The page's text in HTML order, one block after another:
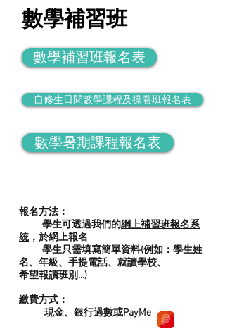
數學補習班
數學補習班報名表
自修生日間數學課程及操卷班報名表
數學暑期課程報名表
報名方法：
學生可透過我們的網上補習班報名系
統，於網上報名
學生只需填寫簡單資料(例如：學生姓
名、年級、手提電話、就讀學校、
希望報讀班別...)
繳費方式：
現金、銀行過數或PayMe